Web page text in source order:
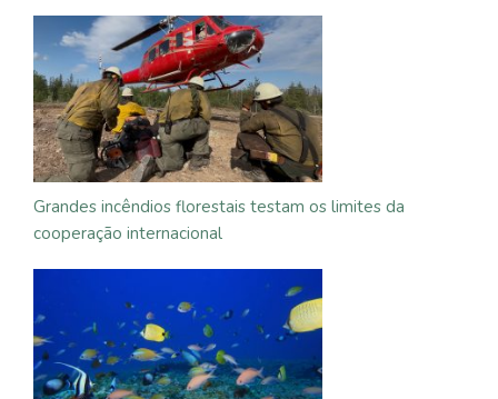
Grandes incêndios florestais testam os limites da
cooperação internacional